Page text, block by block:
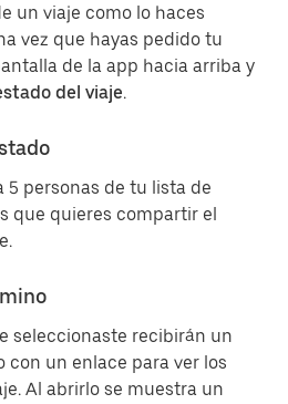
un viaje como lo haces
vez que hayas pedido tu
de la app hacia arriba y
del viaje.
5 personas de tu lista de
que quieres compartir el
seleccionaste recibirán un
con un enlace para ver los
Al abrirlo se muestra un